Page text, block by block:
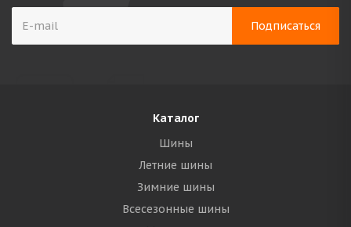
Каталог
Шины
Летние шины
Зимние шины
Всесезонные шины